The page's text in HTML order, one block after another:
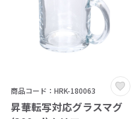
商品コード：HRK-180063
昇華転写対応グラスマグ